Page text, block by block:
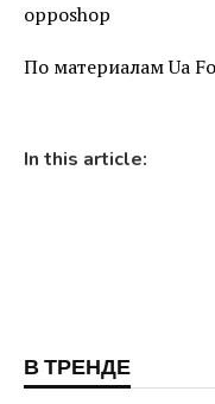
opposhop
По материалам Ua
In this article:
В ТРЕНДЕ